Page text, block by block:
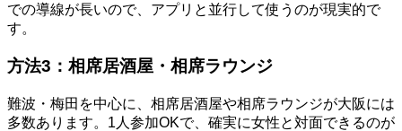
での導線が長いので、アプリと並行して使うのが現実的で
す。
方法3：相席居酒屋・相席ラウンジ
難波・梅田を中心に、相席居酒屋や相席ラウンジが大阪には
多数あります。1人参加OKで、確実に女性と対面できるのが